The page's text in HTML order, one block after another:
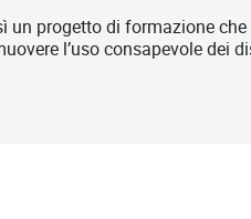
un progetto di formazione
l’uso consapevole dei